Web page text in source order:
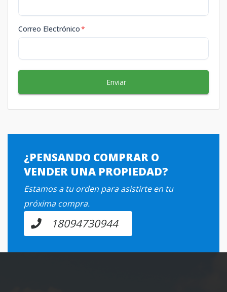
Correo Electrónico*
Enviar
¿PENSANDO COMPRAR O
VENDER UNA PROPIEDAD?
Estamos a tu orden para asistirte en tu
próxima compra.
18094730944